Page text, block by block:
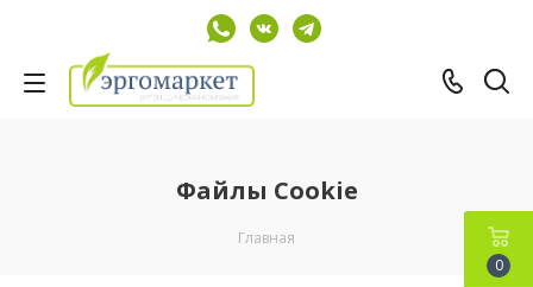
Файлы Cookie
Главная
0